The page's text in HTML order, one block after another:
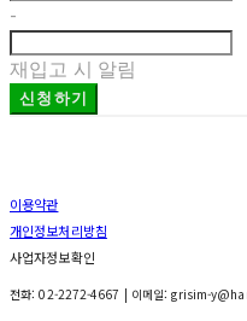
-
재입고 시 알림
신청하기
이용약관
개인정보처리방침
사업자정보확인
전화: 02-2272-4667 | 이메일: grisim-